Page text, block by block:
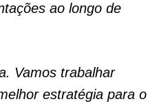
ao longo de
Vamos trabalhar
estratégia para o